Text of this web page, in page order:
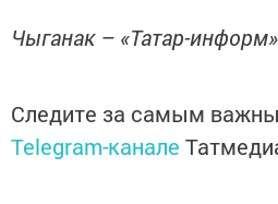
Чыганак – «Татар-
Следите за самым
Telegram-канале